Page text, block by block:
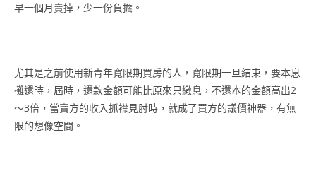
早一個月賣掉，少一份負擔。
尤其是之前使用新青年寬限期買房的人，寬限期一旦結束，要本息
攤還時，屆時，還款金額可能比原來只繳息，不還本的金額高出2
～3倍，當賣方的收入抓襟見肘時，就成了買方的議價神器，有無
限的想像空間。